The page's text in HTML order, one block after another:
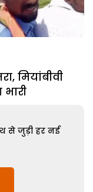
मियांबीवी
से जुड़ी हर नई